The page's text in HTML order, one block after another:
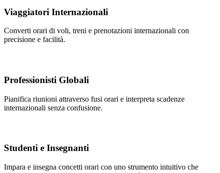
Viaggiatori Internazionali
Converti orari di voli, treni e prenotazioni internazionali con
precisione e facilità.
Professionisti Globali
Pianifica riunioni attraverso fusi orari e interpreta scadenze
internazionali senza confusione.
Studenti e Insegnanti
Impara e insegna concetti orari con uno strumento intuitivo che